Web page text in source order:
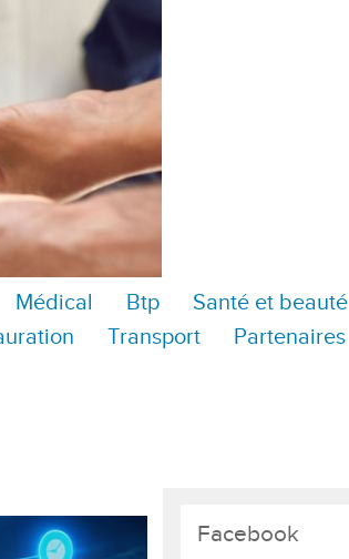
Médical Btp Santé et beauté
Transport Partenaires
Facebook